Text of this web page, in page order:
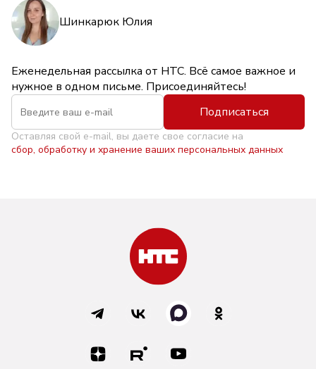
Шинкарюк Юлия
Еженедельная рассылка от НТС. Всё самое важное и
нужное в одном письме. Присоединяйтесь!
Подписаться
Оставляя свой e-mail, вы даете свое согласие на
сбор, обработку и хранение ваших персональных данных